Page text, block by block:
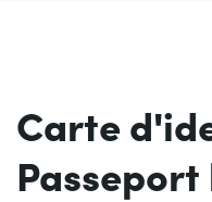
Contactez-
Carte